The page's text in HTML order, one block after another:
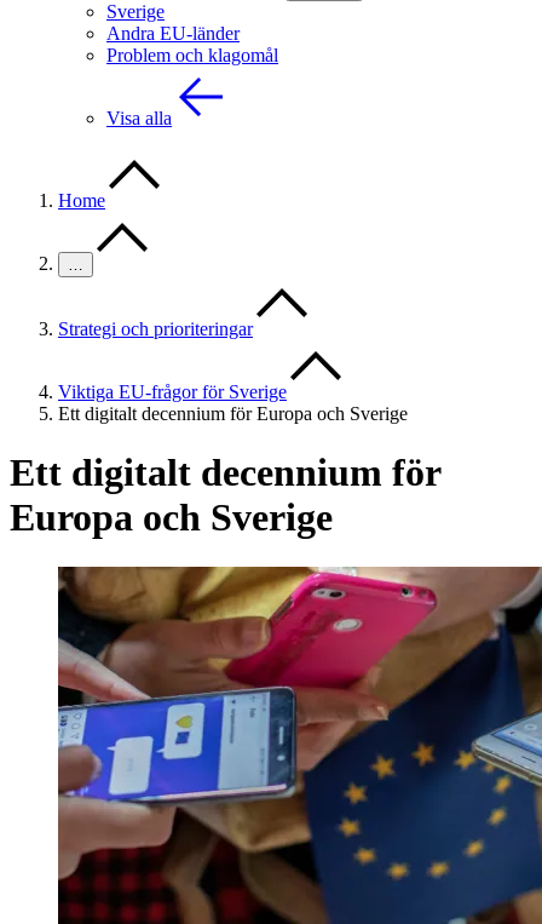
Sverige
Andra EU-länder
Problem och klagomål
Visa alla
Home
…
Strategi och prioriteringar
Viktiga EU-frågor för Sverige
Ett digitalt decennium för Europa och Sverige
Ett digitalt decennium för
Europa och Sverige